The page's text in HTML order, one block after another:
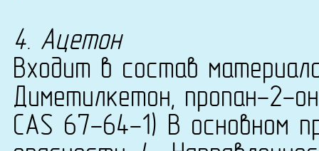
4. Ацетон
Входит в состав
Диметилкетон, пропан-2-
CAS 67-64-1) В основном